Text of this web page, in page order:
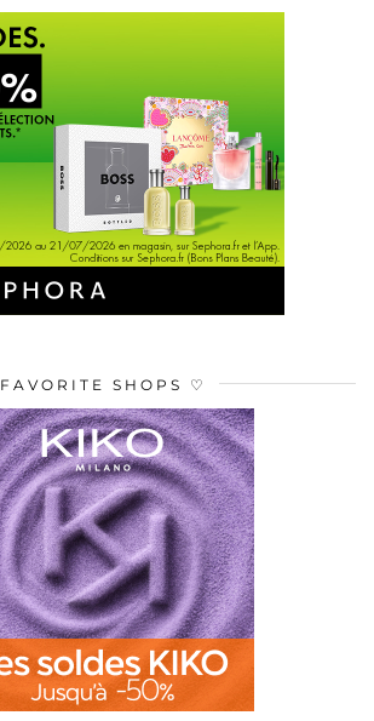
FAVORITE SHOPS ♡